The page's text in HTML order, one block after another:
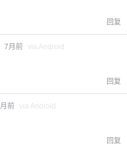
回复
7月前 via Android
回复
前 via Android
回复